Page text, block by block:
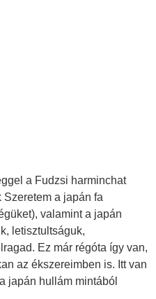
a Fudzsi harminchat
a japán fa
valamint a japán
letisztultságuk,
Ez már régóta így van,
az ékszereimben is. Itt van
japán hullám mintából